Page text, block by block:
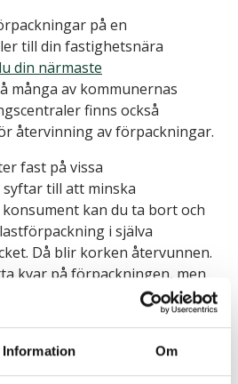
Information Om
på en
till din fastighetsnära
din närmaste
många av kommunernas
finns också
återvinning av förpackningar.
fast på vissa
till att minska
kan du ta bort och
i själva
Då blir korken återvunnen.
kvar på förpackningen, men
utan sorteras ut till
och liknande ska
tidningar och returpapper, de